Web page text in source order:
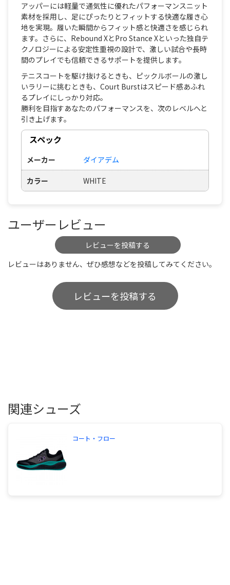
アッパーには軽量で通気性に優れたパフォーマンスニット
素材を採用し、足にぴったりとフィットする快適な履き心
地を実現。履いた瞬間からフィット感と快適さを感じられ
ます。さらに、Rebound XとPro Stance Xといった独自テ
クノロジーによる安定性重視の設計で、激しい試合や長時
間のプレイでも信頼できるサポートを提供します。
テニスコートを駆け抜けるときも、ピックルボールの激し
いラリーに挑むときも、Court Burstはスピード感あふれ
るプレイにしっかり対応。
勝利を目指すあなたのパフォーマンスを、次のレベルへと
引き上げます。
スペック
メーカー ダイアデム
カラー WHITE
ユーザーレビュー
レビューを投稿する
レビューはありません、ぜひ感想などを投稿してみてください。
レビューを投稿する
関連シューズ
コート・フロー